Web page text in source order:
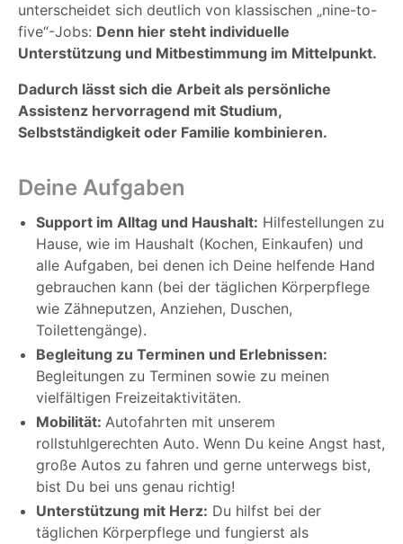
unterscheidet sich deutlich von klassischen „nine-to-
five“-Jobs: Denn hier steht individuelle
Unterstützung und Mitbestimmung im Mittelpunkt.
Dadurch lässt sich die Arbeit als persönliche
Assistenz hervorragend mit Studium,
Selbstständigkeit oder Familie kombinieren.
Deine Aufgaben
Support im Alltag und Haushalt: Hilfestellungen zu
Hause, wie im Haushalt (Kochen, Einkaufen) und
alle Aufgaben, bei denen ich Deine helfende Hand
gebrauchen kann (bei der täglichen Körperpflege
wie Zähneputzen, Anziehen, Duschen,
Toilettengänge).
Begleitung zu Terminen und Erlebnissen:
Begleitungen zu Terminen sowie zu meinen
vielfältigen Freizeitaktivitäten.
Mobilität: Autofahrten mit unserem
rollstuhlgerechten Auto. Wenn Du keine Angst hast,
große Autos zu fahren und gerne unterwegs bist,
bist Du bei uns genau richtig!
Unterstützung mit Herz: Du hilfst bei der
täglichen Körperpflege und fungierst als